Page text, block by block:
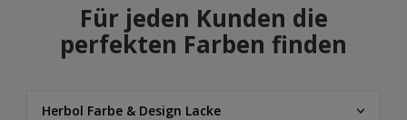
Für jeden Kunden die
perfekten Farben finden
Herbol Farbe & Design Lacke